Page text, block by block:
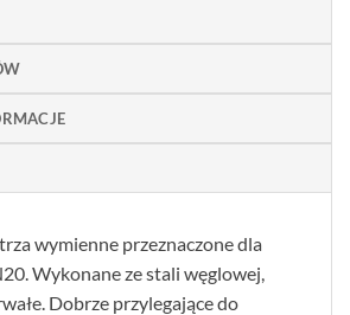
wymienne przeznaczone dla
Wykonane ze stali węglowej,
Dobrze przylegające do